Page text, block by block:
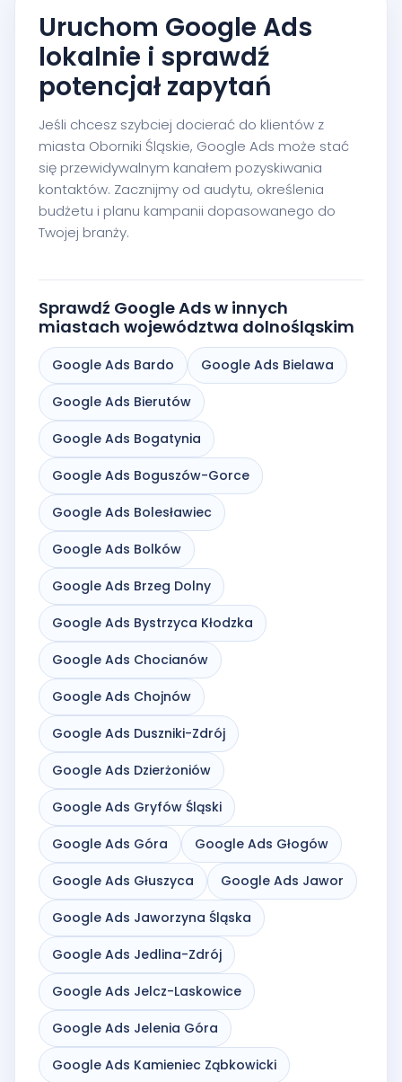
Uruchom Google Ads
lokalnie i sprawdź
potencjał zapytań
Jeśli chcesz szybciej docierać do klientów z
miasta Oborniki Śląskie, Google Ads może stać
się przewidywalnym kanałem pozyskiwania
kontaktów. Zacznijmy od audytu, określenia
budżetu i planu kampanii dopasowanego do
Twojej branży.
Sprawdź Google Ads w innych
miastach województwa dolnośląskim
Google Ads Bardo Google Ads Bielawa
Google Ads Bierutów
Google Ads Bogatynia
Google Ads Boguszów-Gorce
Google Ads Bolesławiec
Google Ads Bolków
Google Ads Brzeg Dolny
Google Ads Bystrzyca Kłodzka
Google Ads Chocianów
Google Ads Chojnów
Google Ads Duszniki-Zdrój
Google Ads Dzierżoniów
Google Ads Gryfów Śląski
Google Ads Góra Google Ads Głogów
Google Ads Głuszyca Google Ads Jawor
Google Ads Jaworzyna Śląska
Google Ads Jedlina-Zdrój
Google Ads Jelcz-Laskowice
Google Ads Jelenia Góra
Google Ads Kamieniec Ząbkowicki